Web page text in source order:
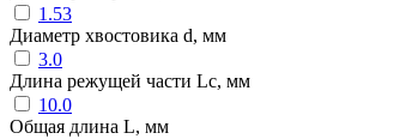
1.53
Диаметр хвостовика d, мм
3.0
Длина режущей части Lc, мм
10.0
Общая длина L, мм